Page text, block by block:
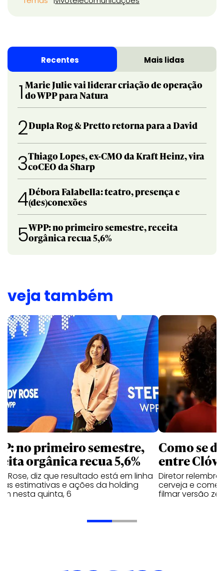
Recentes Mais lidas
1 Marie Julie vai liderar criação de operação
do WPP para Natura
2Dupla Rog & Pretto retorna para a David
3Thiago Lopes, ex-CMO da Kraft Heinz, vira
coCEO da Sharp
4Débora Falabella: teatro, presença e
(des)conexões
5WPP: no primeiro semestre, receita
orgânica recua 5,6%
veja também
no primeiro semestre,
orgânica recua 5,6%
Rose, diz que resultado está em linha
as estimativas e ações da holding
nesta quinta, 6
Como se
entre
Diretor
cerveja e
filmar versão